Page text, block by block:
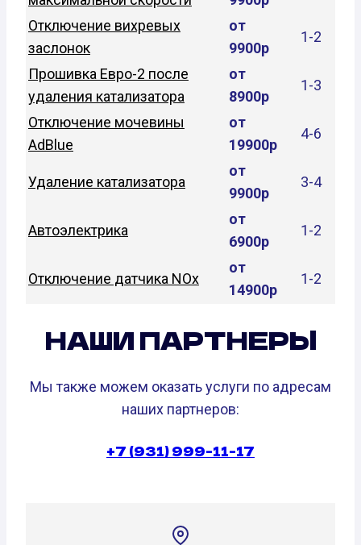
Отключение вихревых
заслонок
от
9900р
1-2
Прошивка Евро-2 после
удаления катализатора
от
8900р
1-3
Отключение мочевины
AdBlue
от
19900р
4-6
Удаление катализатора
от
9900р
3-4
Автоэлектрика
от
6900р
1-2
Отключение датчика NOx
от
14900р
1-2
НАШИ ПАРТНЕРЫ
Мы также можем оказать услуги по адресам
наших партнеров:
+7 (931) 999-11-17